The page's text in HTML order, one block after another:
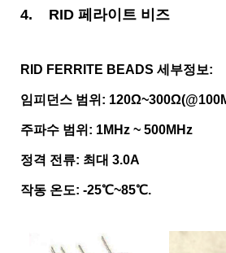
4. RID 페라이트 비즈
RID FERRITE BEADS 세부정보:
임피던스 범위:
주파수 범위: 1MHz ~ 500MHz
정격 전류: 최대 3.0A
작동 온도: -25℃~85℃.